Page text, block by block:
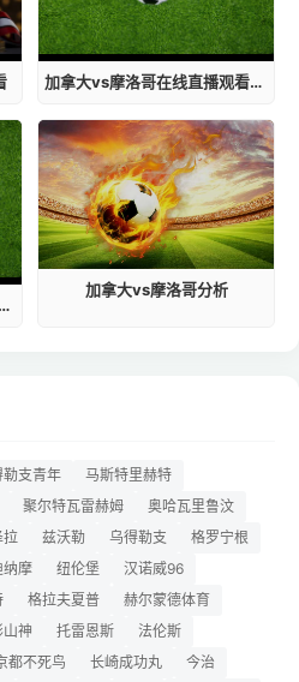
加拿大vs摩洛哥在线直播观看高清
加拿大vs摩洛哥在线直播观看视频免费
加拿大vs摩洛哥分析
勒支青年
马斯特里赫特
聚尔特瓦雷赫姆
奥哈瓦里鲁汶
拉 兹沃勒 乌得勒支
格罗宁根
纳摩 纽伦堡
汉诺威96
格拉夫夏普
赫尔蒙德体育
山神 托雷恩斯
法伦斯
都不死鸟 长崎成功丸
今治